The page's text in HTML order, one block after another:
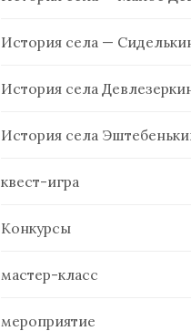
История села —
История села
История села
квест-игра
Конкурсы
мастер-класс
мероприятие